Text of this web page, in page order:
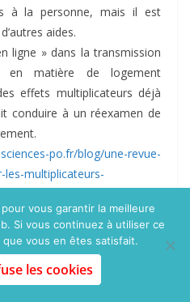
à la personne, mais il est
aides.
ligne » dans la transmission
en matière de logement
effets multiplicateurs déjà
conduire à un réexamen de
po.fr/blog/une-revue-
multiplicateurs-
: Comment
dépenses publiques en
vous garantir la meilleure
Si vous continuez à utiliser ce
vous en êtes satisfait.
les cookies